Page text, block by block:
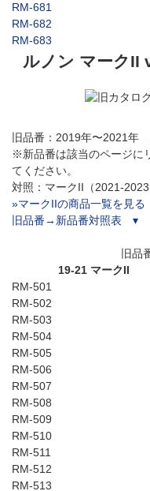
RM-681
RM-682
RM-683
ルノン マークII
旧品番：2019年〜2021年
※新品番は該当のページに
てください。
対照：マークII（2021-2023
»マークIIの商品一覧を見る
旧品番→新品番対照表 ▾
旧品
19-21 マークII
RM-501
RM-502
RM-503
RM-504
RM-505
RM-506
RM-507
RM-508
RM-509
RM-510
RM-511
RM-512
RM-513